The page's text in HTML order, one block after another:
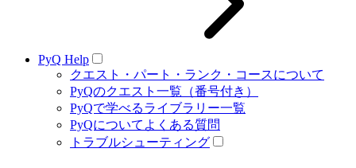
PyQ Help
クエスト・パート・ランク・コースについて
PyQのクエスト一覧（番号付き）
PyQで学べるライブラリー一覧
PyQについてよくある質問
トラブルシューティング